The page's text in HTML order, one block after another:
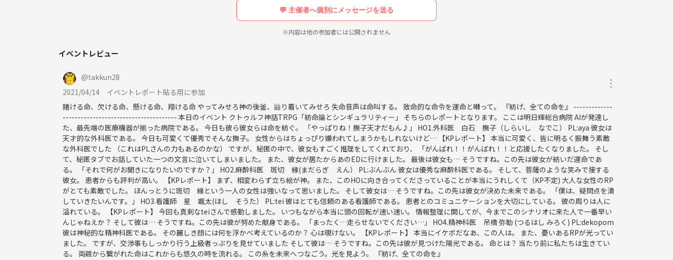
リプレイ動画しか見たことないけど、やってみたいな！という方、大歓迎です。
プレイ時間10分〜12時間ぐらいのシナリオをできればと思っています！
管理人がクトゥルフ卓出身なので、クトゥルフTRPGが多めですが、マダミス、Among us 、他のTRPGもやってます！！！
心優しいメンバーさんに感謝！
ーーーーーーーーーーーーーーー
イベントタイトルに難易度とTRPGの種類が記載されているので、参加の際は参考にしてください〜！
前方の★:難易度
後方の【】:TRPGの種類
難易度
★ 初心者向け
ロール練習、TRPGの世界に慣れたい人向け。プレイ回数0〜10回くらいの方は迷わずコレ！
★★ 中級者向け
謎解きや世界観を把握するのが少し難しい。
ロールに慣れてきた方、★は物足りないと感じた方向け。
💬 主催者へ個別にメッセージを送る
※内容は他の参加者には公開されません
イベントレビュー
@takkun28
2021/04/14
イベントレポート貼る用に参加
賭ける命、欠ける命、懸ける命、翔ける命 やってみせろ神の後釜、辿り着いてみせろ 失命音声は命叫する。 致命的な命令を運命と囀って。 『紡げ、全ての命を』 -------------
-------------------------------------- 本日のイベント クトゥルフ神話TRPG「紡命論とシンギュラリティー」 そちらのレポートとなります。 ここは明日輝総合病院 AIが発達し
た、最先端の医療機器が揃った病院である。 今日も彼ら彼女らは命を紡ぐ。 「やっぱりね！撫子天才だもん♪」 HO1.外科医 白石 撫子（しらいし なでこ） PL:aya 彼女は
天才的な外科医である。 今日も可愛くて優秀でそんな撫子。 女性からはちょっぴり嫌われてしまうかもしれないけど… 【KPレポート】 本当に可愛く、皆に明るく振舞う素敵
な外科医でした （これはPLさんの力もあるのかな） ですが、秘匿の中で、彼女もすごく推理をしてくれており、 「がんばれ！！がんばれ！！と応援したくなりました。 そし
て、秘匿タブでお話していた一つの文言に泣いてしまいました。 また、彼女が居たからあのEDに行けました。 最後は彼女も… そうですね。この先は彼女が紡いだ運命であ
る。 「それで何がお聞きになりたいのですか？」 HO2.麻酔科医 斑切 縁(まだらぎ えん） PL:ぶんぶん 彼女は優秀な麻酔科医である。 そして、菩薩のような笑みで接する
彼女。 患者からも評判が高い。 【KPレポート】 まず、相変わらず立ち絵が神。 また、このHOに向き合ってくださっていることが本当にうれしくて（KP不定) 大人な女性のRP
がとても素敵でした。 ほんっとうに斑切 縁という一人の女性は強いなって思いました。 そして彼女は… そうですね。この先は彼女が決めた未来である。 「僕は、疑問点を潰
していきたいんです。」 HO3.看護師 星 颯太(ほし そうた） PL:tei 彼はとても信頼のある看護師である。 患者とのコミュニケーションを大切にしている。 彼の周りは人に
溢れている。 【KPレポート】 今回も真剣なteiさんで感動しました。 いつもながら本当に頭の回転が速い速い。 情報整理に関してが、今までこのシナリオに来た人で一番早い
んじゃねえか？ そして彼は… そうですね。この先は彼が努めた献身である。 「まったく…走らせないでください…」 HO4.精神科医 吊橋 弥勒 (つるはし みろく) PL:dekopom
彼は神秘的な精神科医である。 その麗しき顔には何を浮かべ考えているのか？ 心は覗けない。 【KPレポート】 本当にイケボだなあ、この人は。 また、憂いあるRPが光ってい
ました。 ですが、交渉事もしっかり行う上級者っぷりを見せていました そして彼は… そうですね。この先は彼が見つけた陽光である。 命とは？ 当たり前に私たちは生きてい
る。 両親から繋がれた命はこれからも悠久の時を流れる。 この糸を未来へつなごう。光を見よう。 『紡げ、全ての命を』